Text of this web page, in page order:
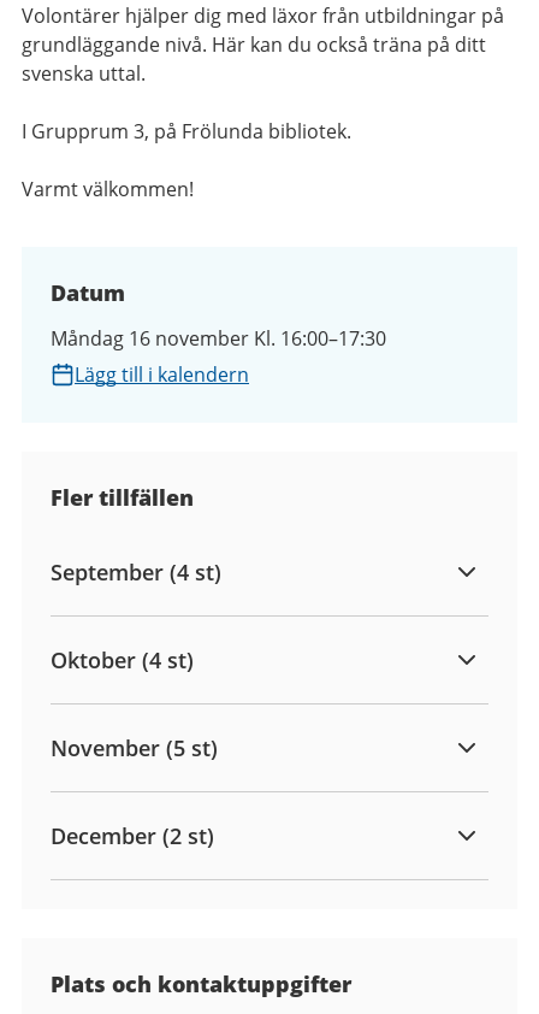
Volontärer hjälper dig med läxor från utbildningar på
grundläggande nivå. Här kan du också träna på ditt
svenska uttal.
I Grupprum 3, på Frölunda bibliotek.
Varmt välkommen!
Datum
Måndag 16 november Kl. 16:00–17:30
Lägg till i kalendern
Fler tillfällen
September (4 st)
Oktober (4 st)
November (5 st)
December (2 st)
Plats och kontaktuppgifter